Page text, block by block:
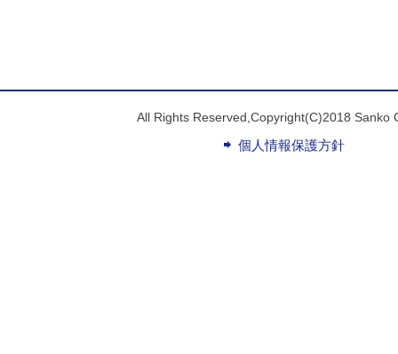
All Rights Reserved,Copyright(C)2018 Sanko
個人情報保護方針